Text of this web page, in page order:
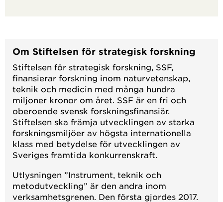
Om Stiftelsen för strategisk forskning
Stiftelsen för strategisk forskning, SSF,
finansierar forskning inom naturvetenskap,
teknik och medicin med många hundra
miljoner kronor om året. SSF är en fri och
oberoende svensk forskningsfinansiär.
Stiftelsen ska främja utvecklingen av starka
forskningsmiljöer av högsta internationella
klass med betydelse för utvecklingen av
Sveriges framtida konkurrenskraft.
Utlysningen ”Instrument, teknik och
metodutveckling” är den andra inom
verksamhetsgrenen. Den första gjordes 2017.